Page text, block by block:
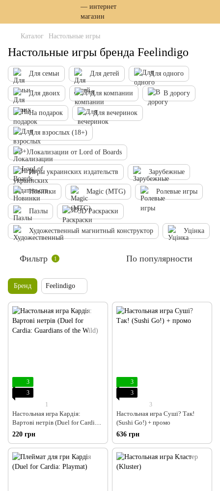
Каталог Настольные игры
Настольные игры бренда Feelindigo
Для семьи Для детей Для одного
Для двоих Для компании В дорогу
На подарок Для вечеринок
Для взрослых (18+)
Локализации от Lord of Boards
Игры украинских издательств Зарубежные
Новинки Magic (MTG) Ролевые игры
Пазлы 3D Раскраски
Художественный магнитный конструктор Уцінка
Фильтр 1 По популярности
Бренд Feelindigo
3
3
1
Настольная игра Кардія:
Вартові нетрів (Duel for Cardia:
Guardians of the Wild)
220 грн
3
3
3
Настольная игра Суші? Так!
(Sushi Go!) + промо
636 грн